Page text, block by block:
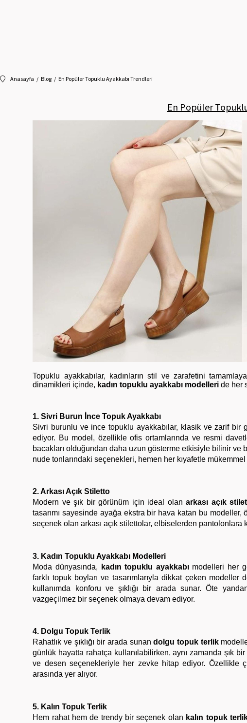
Anasayfa Blog En Popüler Topuklu Ayakkabı Trendleri
En Popüler
Topuklu ayakkabılar, kadınların stil ve zarafetini
dinamikleri içinde, kadın topuklu ayakkabı modelleri de her
1. Sivri Burun İnce Topuk Ayakkabı
Sivri burunlu ve ince topuklu ayakkabılar, klasik ve zarif bir
ediyor. Bu model, özellikle ofis ortamlarında ve resmi
bacakları olduğundan daha uzun gösterme etkisiyle bilinir ve
nude tonlarındaki seçenekleri, hemen her kıyafetle
2. Arkası Açık Stiletto
Modern ve şık bir görünüm için ideal olanarkası açık
tasarımı sayesinde ayağa ekstra bir hava katan bu
seçenek olan arkası açık stilettolar, elbiselerden pantolonlara
3. Kadın Topuklu Ayakkabı Modelleri
Moda dünyasında,
kadın topuklu ayakkabımodelleri her
farklı topuk boyları ve tasarımlarıyla dikkat çeken
kullanımda konforu ve şıklığı bir arada sunar. Öte
vazgeçilmez bir seçenek olmaya devam ediyor.
4. Dolgu Topuk Terlik
Rahatlık ve şıklığı bir arada sunandolgu topuk terlik
günlük hayatta rahatça kullanılabilirken, aynı zamanda şık
ve desen seçenekleriyle her zevke hitap ediyor. Özellikle
arasında yer alıyor.
5. Kalın Topuk Terlik
Hem rahat hem de trendy bir seçenek olan kalın topuk